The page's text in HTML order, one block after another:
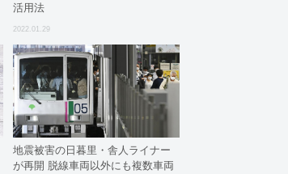
活用法
2022.01.29
地震被害の日暮里・舎人ライナー
が再開 脱線車両以外にも複数車両